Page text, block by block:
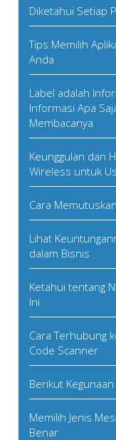
Diketahui Setiap
Tips Memilih
Anda
Label adalah
Informasi Apa
Membacanya
Keunggulan dan
Wireless untuk
Cara
Lihat
dalam Bisnis
Ketahui tentang
Ini
Cara Terhubung
Code Scanner
Berikut
Memilih Jenis
Benar